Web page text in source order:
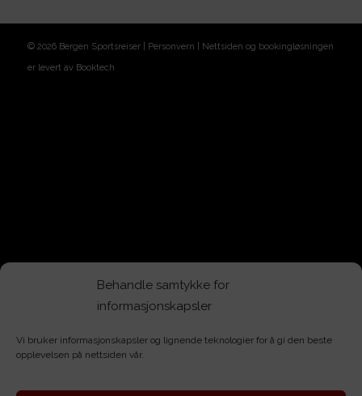
Behandle samtykke for
informasjonskapsler
Vi bruker informasjonskapsler og lignende teknologier for å gi den beste
opplevelsen på nettsiden vår.
© 2026Bergen Sportsreiser | Personvern | Nettsiden og bookingløsningen
er levert av Booktech